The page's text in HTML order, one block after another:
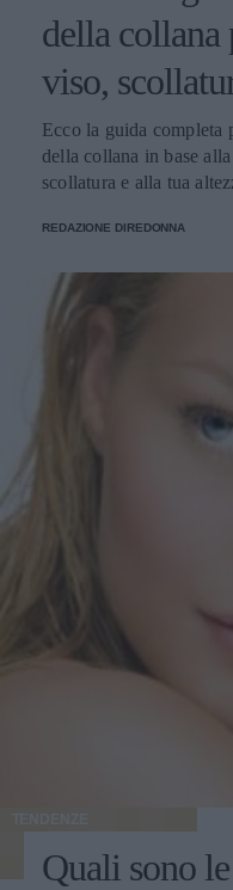
della collana
viso,
Ecco la guida completa
della collana in base
scollatura e alla tua
REDAZIONE DIREDONNA
TENDENZE
Quali sono